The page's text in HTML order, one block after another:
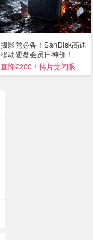
摄影党必备！SanDisk高速
移动硬盘会员日神价！
直降€200！拷片党闭眼
冲！